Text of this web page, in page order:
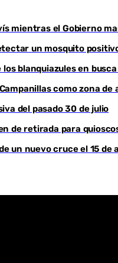
mientras el Gobierno
un mosquito
blanquiazules en
como zona
del pasado 30 de julio
de retirada para
un nuevo cruce el 15 de